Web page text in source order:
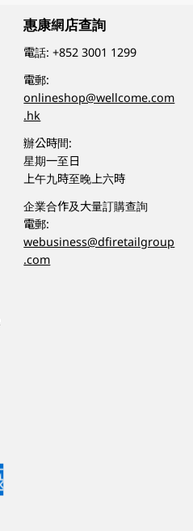
惠康網店查詢
電話:+852 3001 1299
電郵:
onlineshop@wellcome.com
.hk
辦公時間:
星期一至日
上午九時至晚上六時
企業合作及大量訂購查詢
電郵:
webusiness@dfiretailgroup
.com